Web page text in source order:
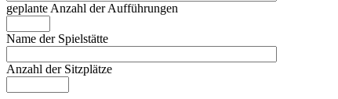
geplante Anzahl der Aufführungen
Name der Spielstätte
Anzahl der Sitzplätze